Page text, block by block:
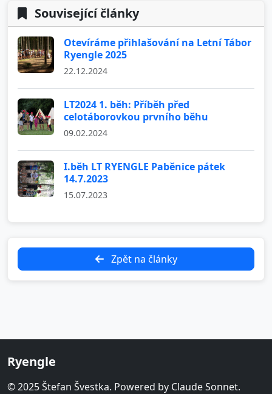
Související články
Otevíráme přihlašování na Letní Tábor
Ryengle 2025
22.12.2024
LT2024 1. běh: Příběh před
celotáborovkou prvního běhu
09.02.2024
I.běh LT RYENGLE Paběnice pátek
14.7.2023
15.07.2023
Zpět na články
Ryengle
© 2025 Štefan Švestka. Powered by Claude Sonnet.